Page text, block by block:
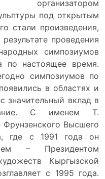
под открытым
стали произведения,
проведения
симпозиумов
по настоящее время.
симпозиумов по
в областях и
значительный вклад в
С именем Т.
Высшего
где с 1991 года он
– Президентом
Кыргызской
с 1995 года.